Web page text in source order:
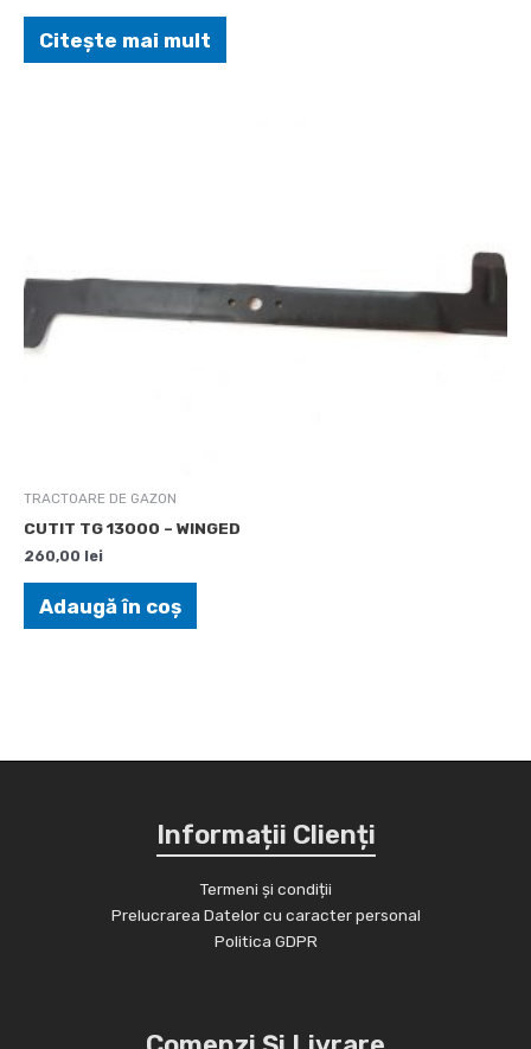
Citește mai mult
TRACTOARE DE GAZON
CUTIT TG 13000 – WINGED
260,00 lei
Adaugă în coș
Informații Clienți
Termeni și condiții
Prelucrarea Datelor cu caracter personal
Politica GDPR